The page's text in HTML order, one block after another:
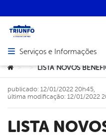
Abrir menu principal de
Serviços e Informações
Você está aqui:
> >
LISTA NOVOS
publicado: 12/01/2022 20h45,
última modificação: 12/01/2022